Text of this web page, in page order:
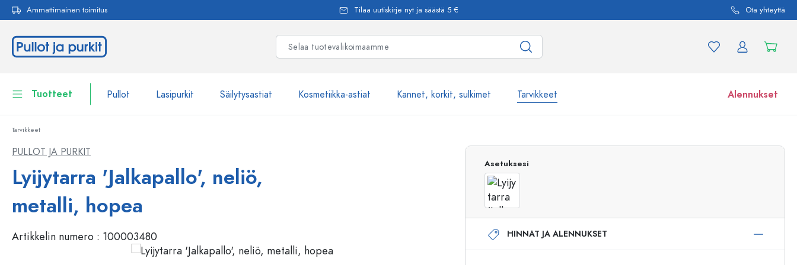
Siirry päänavigointiin
Ammattimainen toimitus Tilaa uutiskirje nyt ja säästä 5 € Ota yhteyttä
Tuotteet Pullot Lasipurkit Säilytysastiat Kosmetiikka-astiat Kannet, korkit, sulkimet Tarvikkeet Alennukset
Pullot tuotemerkin mukaan
WECK-Lasipullot
Patenttikorkkipullot
Spraypullot
Airless-pumppupullot
Roll-on-pullot
Lasipurkit
Tarvikkeet
PULLOT JA PURKIT
Lyijytarra 'Jalkapallo', neliö,
metalli, hopea
Artikkelin numero : 100003480
Asetuksesi
HINNAT JA ALENNUKSET